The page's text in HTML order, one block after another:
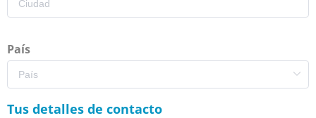
País
Tus detalles de contacto